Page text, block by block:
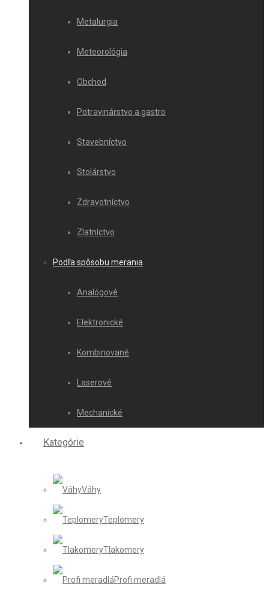
Metalurgia
Meteorológia
Obchod
Potravinárstvo a gastro
Stavebníctvo
Stolárstvo
Zdravotníctvo
Zlatníctvo
Podľa spôsobu merania
Analógové
Elektronické
Kombinované
Laserové
Mechanické
Kategórie
Váhy
Teplomery
Tlakomery
Profi meradlá